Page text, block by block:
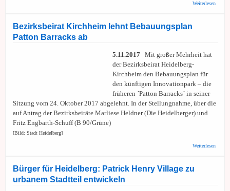
Weiterlesen
Bezirksbeirat Kirchheim lehnt Bebauungsplan
Patton Barracks ab
5.11.2017 Mit großer Mehrheit hat
der Bezirksbeirat Heidelberg-
Kirchheim den Bebauungsplan für
den künftigen Innovationpark – die
früheren ´Patton Barracks´ in seiner
Sitzung vom 24. Oktober 2017 abgelehnt. In der Stellungnahme, über die
auf Antrag der Bezirksbeiräte Marliese Heldner (Die Heidelberger) und
Fritz Engbarth-Schuff (B 90/Grüne)
[Bild: Stadt Heidelberg]
Weiterlesen
Bürger für Heidelberg: Patrick Henry Village zu
urbanem Stadtteil entwickeln